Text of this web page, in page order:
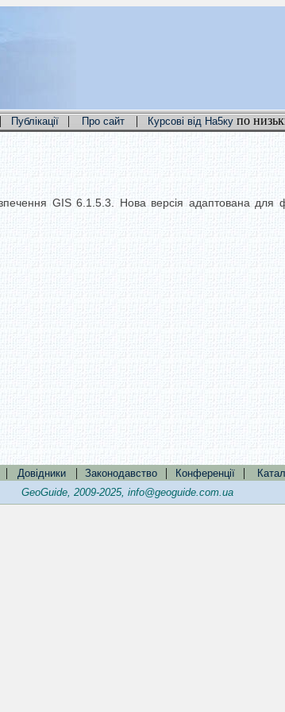
| Публікації | Про сайт | Курсові від На5ку по
GIS 6.1.5.3. Нова версія адаптована
| Довідники | Законодавство | Конференції |
GeoGuide, 2009-2025, info@geoguide.com.ua